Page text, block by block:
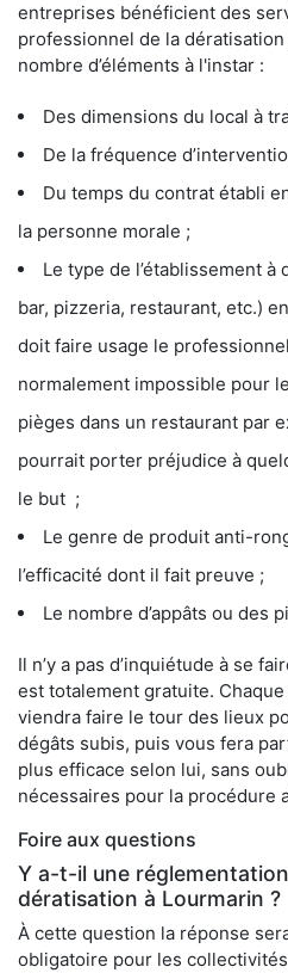
entreprises bénéficient des
professionnel de la
nombre d’éléments à l'instar :
Des dimensions du local à
De la fréquence
Du temps du contrat établi
la personne morale ;
Le type de l’établissement
bar, pizzeria, restaurant, etc.)
doit faire usage le
normalement impossible pour
pièges dans un restaurant par
pourrait porter préjudice à
le but ;
Le genre de produit anti-
l’efficacité dont il fait preuve ;
Le nombre d’appâts ou des
Il n’y a pas d’inquiétude à se
est totalement gratuite.
viendra faire le tour des lieux
dégâts subis, puis vous fera
plus efficace selon lui, sans
nécessaires pour la procédure
Foire aux questions
Y a-t-il une
dératisation à Lourmarin ?
À cette question la réponse
obligatoire pour les